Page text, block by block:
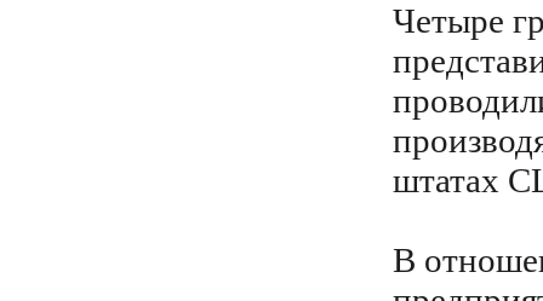
Четыре
штатах
В